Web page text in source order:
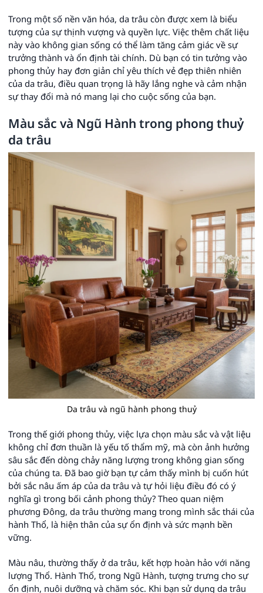
Trong một số nền văn hóa, da trâu còn được xem là biểu
tượng của sự thịnh vượng và quyền lực. Việc thêm chất liệu
này vào không gian sống có thể làm tăng cảm giác về sự
trưởng thành và ổn định tài chính. Dù bạn có tin tưởng vào
phong thủy hay đơn giản chỉ yêu thích vẻ đẹp thiên nhiên
của da trâu, điều quan trọng là hãy lắng nghe và cảm nhận
sự thay đổi mà nó mang lại cho cuộc sống của bạn.
Màu sắc và Ngũ Hành trong phong thuỷ
da trâu
Da trâu và ngũ hành phong thuỷ
Trong thế giới phong thủy, việc lựa chọn màu sắc và vật liệu
không chỉ đơn thuần là yếu tố thẩm mỹ, mà còn ảnh hưởng
sâu sắc đến dòng chảy năng lượng trong không gian sống
của chúng ta. Đã bao giờ bạn tự cảm thấy mình bị cuốn hút
bởi sắc nâu ấm áp của da trâu và tự hỏi liệu điều đó có ý
nghĩa gì trong bối cảnh phong thủy? Theo quan niệm
phương Đông, da trâu thường mang trong mình sắc thái của
hành Thổ, là hiện thân của sự ổn định và sức mạnh bền
vững.
Màu nâu, thường thấy ở da trâu, kết hợp hoàn hảo với năng
lượng Thổ. Hành Thổ, trong Ngũ Hành, tượng trưng cho sự
ổn định, nuôi dưỡng và chăm sóc. Khi bạn sử dụng da trâu